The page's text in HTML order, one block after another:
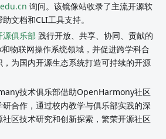
询问。该镜像站收录了主流开源软
文档和CLI工具支持。
源俱乐部 践行开放、共享、协同、贡献的
物联网操作系统领域，并促进跨学科合
为国内开源生态系统打造可持续的开源
技术俱乐部借助OpenHarmony社区
合作，通过校内教学与俱乐部实践的深
区技术研究和创新探索，繁荣开源社区